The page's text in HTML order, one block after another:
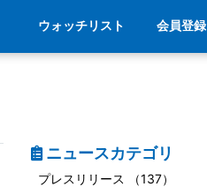
ウォッチリスト 会員登録
ニュースカテゴリ
プレスリリース （137）